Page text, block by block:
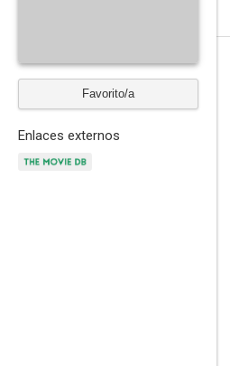
Favorito/a
Enlaces externos